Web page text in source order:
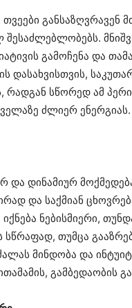
გამოჩენა და
დასახვისთვის,
რადგან სწორედ ამ
ძლიერ ენერგიას.
და დინამიურ
და საქმიან
ნებისმიერი,
სწრაფად, თუმცა
მინდობა და
გამბედაობის